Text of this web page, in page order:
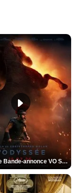
L'Odyssée Bande-annonce VO STFR